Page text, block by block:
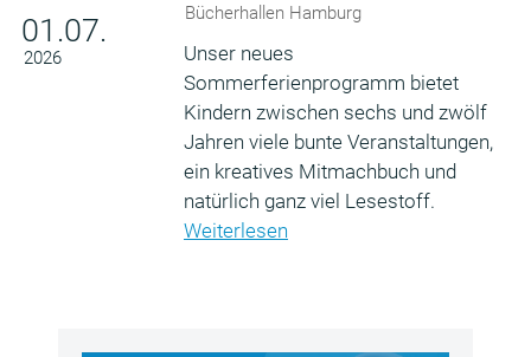
01.07.
2026
Bücherhallen Hamburg
Unser neues
Sommerferienprogramm bietet
Kindern zwischen sechs und zwölf
Jahren viele bunte Veranstaltungen,
ein kreatives Mitmachbuch und
natürlich ganz viel Lesestoff.
Weiterlesen